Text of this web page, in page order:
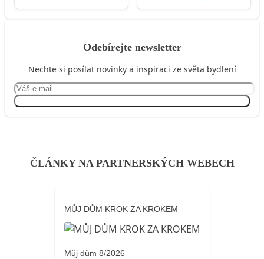
Odebírejte newsletter
Nechte si posílat novinky a inspiraci ze světa bydlení
ČLÁNKY NA PARTNERSKÝCH WEBECH
MŮJ DŮM KROK ZA KROKEM
Můj dům 8/2026